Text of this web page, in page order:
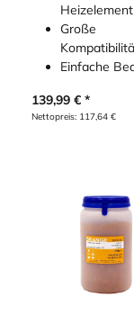
Heizelement
Große
Einfache
139,99 €
Nettopreis: 117,64 €